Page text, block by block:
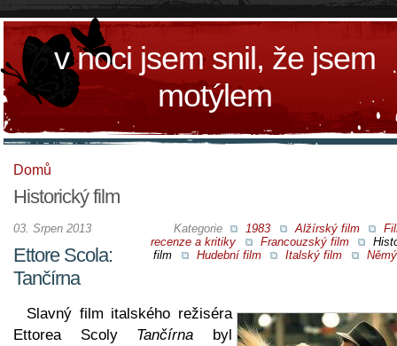
v noci jsem snil, že jsem
motýlem
Domů
Historický film
Kategorie 1983 Alžírský film
recenze a kritiky
Francouzský film
film
Hudební film Italský film
03. Srpen 2013
Ettore Scola:
Tančírna
Slavný film italského režiséra
Ettorea Scoly Tančírna byl